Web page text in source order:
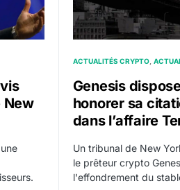
New
ACTUALITÉS CRYPTO
Genesis
honorer sa
dans l’affaire
Un tribunal de New
le prêteur crypto
l'effondrement du